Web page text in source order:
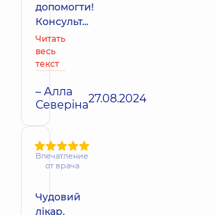
допомогти!
Консульт...
Читать
весь
текст
– Алла
Северіна27.08.2024
Впечатление
от врача
Чудовий
лікар,